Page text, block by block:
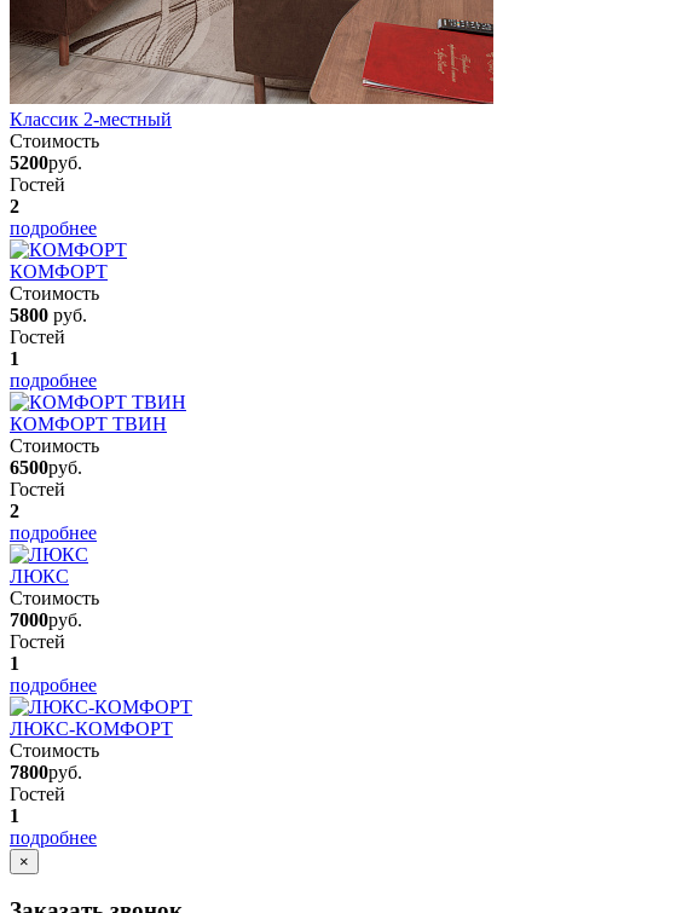
Классик 2-местный
Стоимость
5200руб.
Гостей
2
подробнее
КОМФОРТ
Стоимость
5800 руб.
Гостей
1
подробнее
КОМФОРТ ТВИН
Стоимость
6500руб.
Гостей
2
подробнее
ЛЮКС
Стоимость
7000руб.
Гостей
1
подробнее
ЛЮКС-КОМФОРТ
Стоимость
7800руб.
Гостей
1
подробнее
×